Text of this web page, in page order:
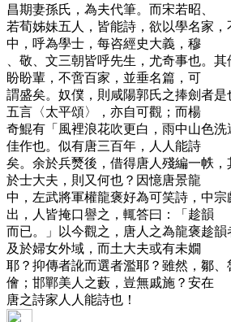
昌期妻孫氏，為夫代筆。而宋若昭、
若荀姊妹五人，皆能詩，欲以學名家
中，呼為學士，每咨經史大義，穆
、敬、文三朝皆呼先生，尤奇事也。
盼盼輩，不啻百家，並垂名篇，可
謂盛矣。奴僕，則咸陽郭氏之捧劍者
五言〈太平頌〉，亦自可觀；而楊
奇鯤有「風裡浪花吹更白，雨中山色
佳作也。似有唐三百年，人人能詩
矣。余於兵燹後，借得唐人殘編一帙
於士大夫，則又何也？因憶唐景龍
中，左武將軍權龍褒好為可笑詩，中
出，人皆掩口譽之，輒答曰：「趁韻
而已。」以今觀之，唐人之為龍褒趁
及於婦女外域，而土大夫或有未嫺
耶？抑傳者訛而選者濫耶？雖然，鄒、
儈；邯鄲美人之藪，豈無戚施？安在
唐之詩家人人能詩也！